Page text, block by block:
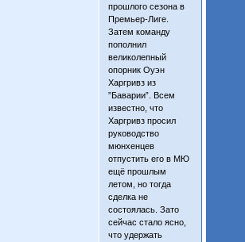
прошлого сезона в
Премьер-Лиге.
Затем команду
пополнил
великолепный
опорник Оуэн
Харгривз из
”Баварии”. Всем
известно, что
Харгривз просил
руководство
мюнхенцев
отпустить его в МЮ
ещё прошлым
летом, но тогда
сделка не
состоялась. Зато
сейчас стало ясно,
что удержать